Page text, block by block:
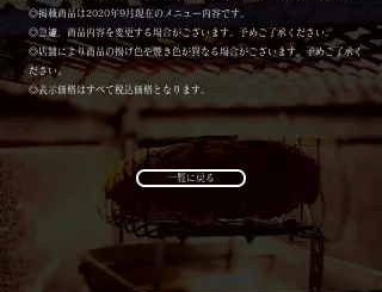
◎掲載商品は2020年9月現在のメニュー内容です。​
◎急遽、商品内容を変更する場合がございます。予めご了承ください。
​◎店舗により商品の揚げ色や焼き色が異なる場合がございます。予めご了承く
ださい。
​◎表示価格はすべて税込価格となります。​
一覧に戻る